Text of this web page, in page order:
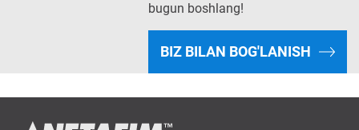
bugun boshlang!
BIZ BILAN BOG'LANISH